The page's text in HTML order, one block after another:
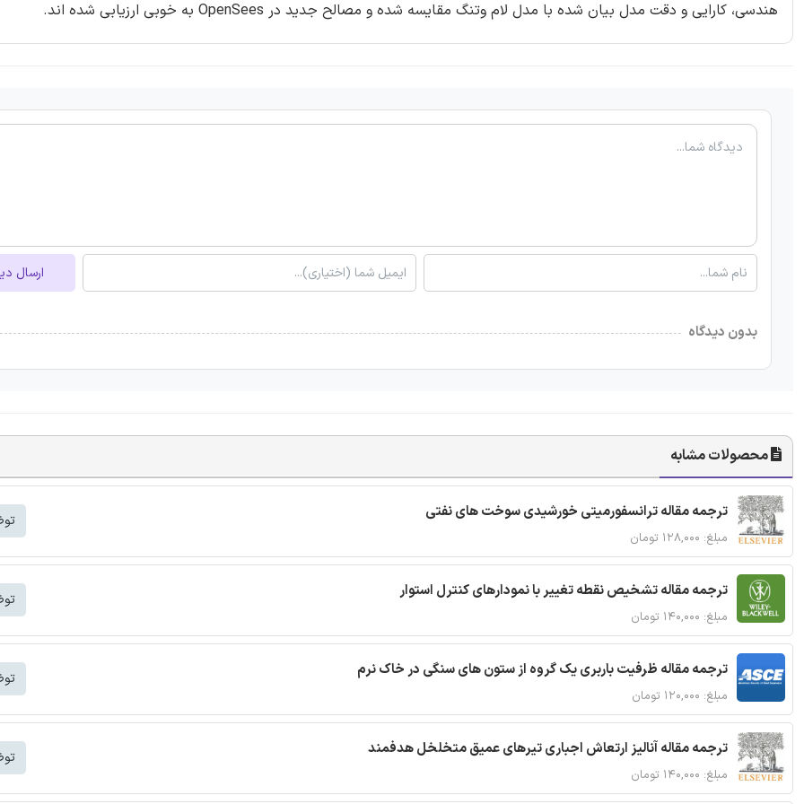
هندسی، کارایی و دقت مدل بیان شده با مدل لام وتنگ مقایسه شده و مصالح جدید در OpenSees به خوبی ارزیابی شده اند.
ارسال
بدون دیدگاه
محصولات مشابه
ترجمه مقاله ترانسفورمیتی خورشیدی سوخت های نفتی
مبلغ: ۱۲۸,۰۰۰ تومان
ترجمه مقاله تشخیص نقطه تغییر با نمودارهای کنترل استوار
مبلغ: ۱۴۰,۰۰۰ تومان
ترجمه مقاله ظرفیت باربری یک گروه از ستون های سنگی در خاک نرم
مبلغ: ۱۲۰,۰۰۰ تومان
ترجمه مقاله آنالیز ارتعاش اجباری تیرهای عمیق متخلخل هدفمند
مبلغ: ۱۴۰,۰۰۰ تومان